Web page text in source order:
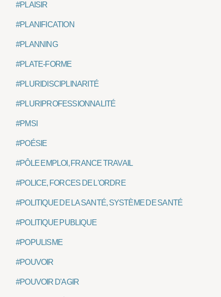
#PLAISIR
#PLANIFICATION
#PLANNING
#PLATE-FORME
#PLURIDISCIPLINARITÉ
#PLURIPROFESSIONNALITÉ
#PMSI
#POÉSIE
#PÔLE EMPLOI, FRANCE TRAVAIL
#POLICE, FORCES DE L'ORDRE
#POLITIQUE DE LA SANTÉ, SYSTÈME DE SANTÉ
#POLITIQUE PUBLIQUE
#POPULISME
#POUVOIR
#POUVOIR D'AGIR